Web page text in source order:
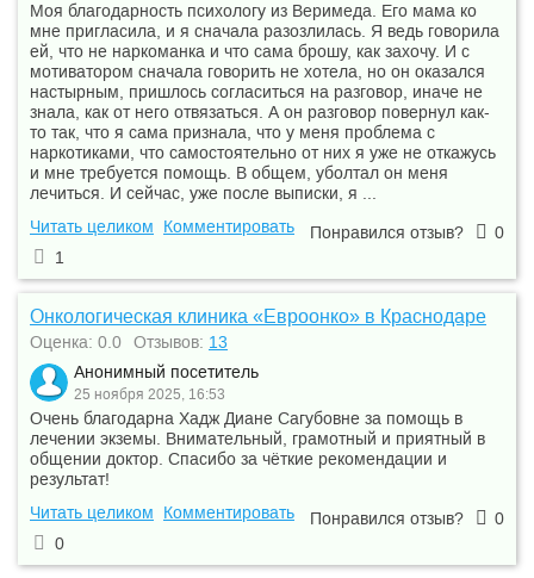
Моя благодарность психологу из Веримеда. Его мама ко
мне пригласила, и я сначала разозлилась. Я ведь говорила
ей, что не наркоманка и что сама брошу, как захочу. И с
мотиватором сначала говорить не хотела, но он оказался
настырным, пришлось согласиться на разговор, иначе не
знала, как от него отвязаться. А он разговор повернул как-
то так, что я сама признала, что у меня проблема с
наркотиками, что самостоятельно от них я уже не откажусь
и мне требуется помощь. В общем, уболтал он меня
лечиться. И сейчас, уже после выписки, я ...
Читать целиком
Комментировать Понравился отзыв?
0
1
Онкологическая клиника «Евроонко» в Краснодаре
Оценка: 0.0 Отзывов: 13
Анонимный посетитель
25 ноября 2025, 16:53
Очень благодарна Хадж Диане Сагубовне за помощь в
лечении экземы. Внимательный, грамотный и приятный в
общении доктор. Спасибо за чёткие рекомендации и
результат!
Читать целиком
Комментировать Понравился отзыв?
0
0